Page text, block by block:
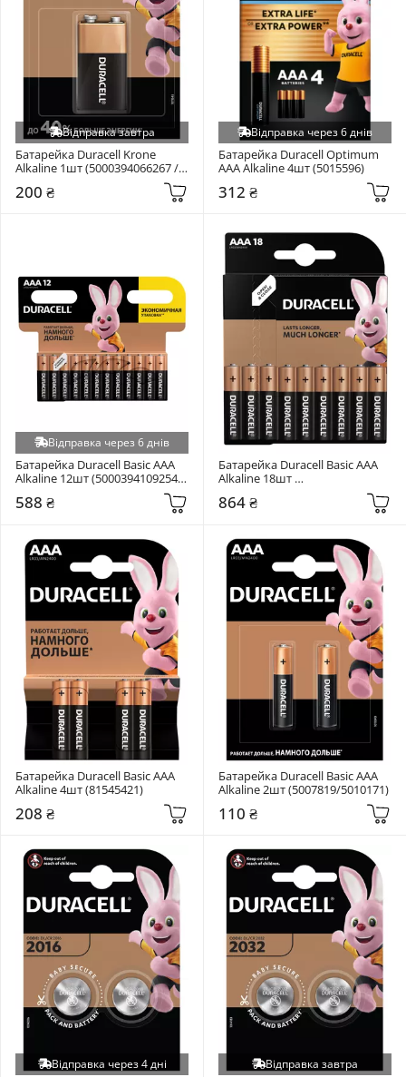
Відправка завтра
Батарейка Duracell Krone
Alkaline 1шт (5000394066267 /
200 ₴
Відправка через 6 днів
Батарейка Duracell Optimum
AAA Alkaline 4шт (5015596)
312 ₴
Відправка через 6 днів
Батарейка Duracell Basic AAA
Alkaline 12шт (5000394109254 /
588 ₴
Батарейка Duracell Basic AAA
Alkaline 18шт
864 ₴
Батарейка Duracell Basic AAA
Alkaline 4шт (81545421)
208 ₴
Батарейка Duracell Basic AAA
Alkaline 2шт (5007819/5010171)
110 ₴
Відправка через 4 дні Відправка завтра